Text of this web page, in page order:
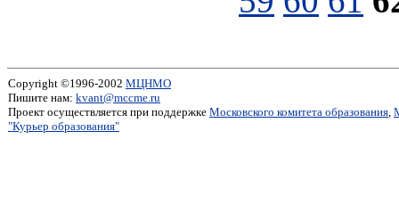
Copyright ©1996-2002 МЦНМО
Пишите нам: kvant@mccme.ru
Проект осуществляется при поддержке Московского комитета образования,
"Курьер образования"